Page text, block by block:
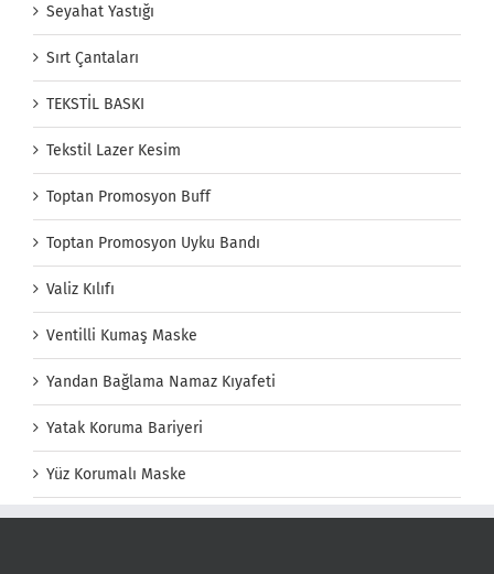
Seyahat Yastığı
Sırt Çantaları
TEKSTİL BASKI
Tekstil Lazer Kesim
Toptan Promosyon Buff
Toptan Promosyon Uyku Bandı
Valiz Kılıfı
Ventilli Kumaş Maske
Yandan Bağlama Namaz Kıyafeti
Yatak Koruma Bariyeri
Yüz Korumalı Maske